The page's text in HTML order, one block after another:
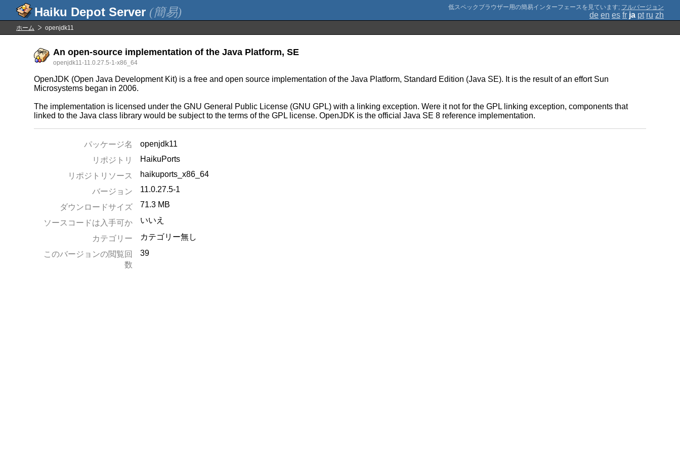
(簡易) ; フルバージョン
de en es fr ja pt ru zh
ホーム openjdk11
An open-source implementation of the Java Platform, SE
openjdk11-11.0.27.5-1-x86_64
OpenJDK (Open Java Development Kit) is a free and open source implementation of the Java Platform, Standard Edition (Java SE). It is the result of an effort Sun
Microsystems began in 2006.
The implementation is licensed under the GNU General Public License (GNU GPL) with a linking exception. Were it not for the GPL linking exception, components that
linked to the Java class library would be subject to the terms of the GPL license. OpenJDK is the official Java SE 8 reference implementation.
パッケージ名
openjdk11
リポジトリ
HaikuPorts
リポジトリソース
haikuports_x86_64
バージョン
11.0.27.5-1
ダウンロードサイズ 71.3 MB
ソースコードは入手可か いいえ
カテゴリー
カテゴリー無し
このバージョンの閲覧回
数
39